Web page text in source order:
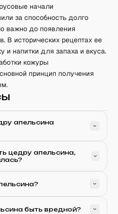
начали
за способность долго
важно до появления
В исторических рецептах ее
и напитки для запаха и вкуса.
кожуры
принцип получения
апельсина
цедру апельсина,
быть вредной?